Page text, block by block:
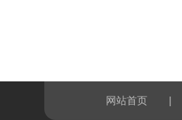
网站首页 |